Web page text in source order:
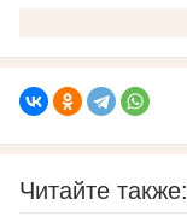
Читайте также: